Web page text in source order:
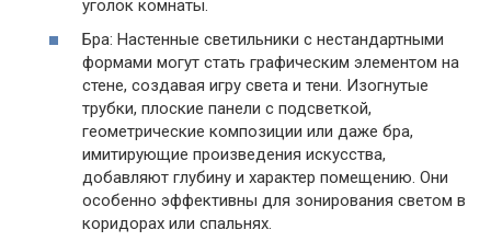
уголок комнаты.
Бра: Настенные светильники с нестандартными
формами могут стать графическим элементом на
стене, создавая игру света и тени. Изогнутые
трубки, плоские панели с подсветкой,
геометрические композиции или даже бра,
имитирующие произведения искусства,
добавляют глубину и характер помещению. Они
особенно эффективны для зонирования светом в
коридорах или спальнях.